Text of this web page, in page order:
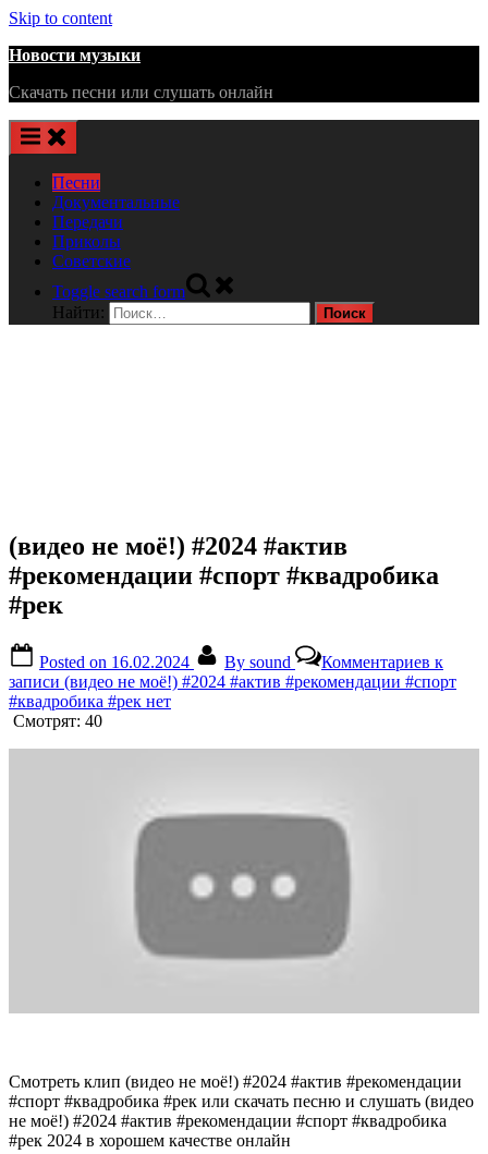
Skip to content
Новости музыки
Скачать песни или слушать онлайн
Песни
Документальные
Передачи
Приколы
Советские
Toggle search form
Найти:
(видео не моё!) #2024 #актив
#рекомендации #спорт #квадробика
#рек
Posted on 16.02.2024 By sound Комментариев к
записи (видео не моё!) #2024 #актив #рекомендации #спорт
#квадробика #рек нет
Смотрят: 40
Смотреть клип (видео не моё!) #2024 #актив #рекомендации
#спорт #квадробика #рек или скачать песню и слушать (видео
не моё!) #2024 #актив #рекомендации #спорт #квадробика
#рек 2024 в хорошем качестве онлайн